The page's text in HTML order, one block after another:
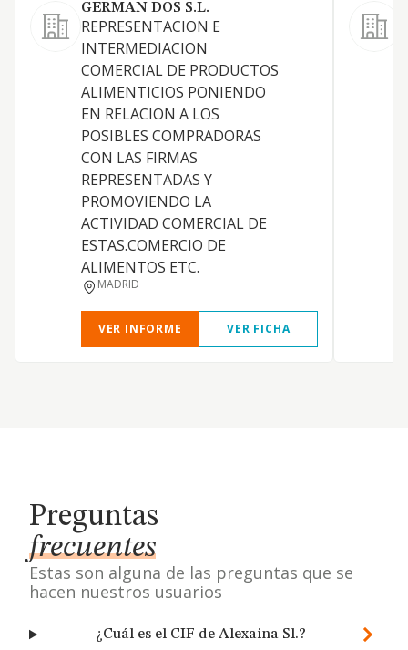
GERMAN DOS S.L.
REPRESENTACION E
INTERMEDIACION
COMERCIAL DE PRODUCTOS
ALIMENTICIOS PONIENDO
EN RELACION A LOS
POSIBLES COMPRADORAS
CON LAS FIRMAS
REPRESENTADAS Y
PROMOVIENDO LA
ACTIVIDAD COMERCIAL DE
ESTAS.COMERCIO DE
ALIMENTOS ETC.
MADRID
VER INFORME VER FICHA
Preguntas
frecuentes
Estas son alguna de las preguntas que se
hacen nuestros usuarios
¿Cuál es el CIF de Alexaina Sl.?